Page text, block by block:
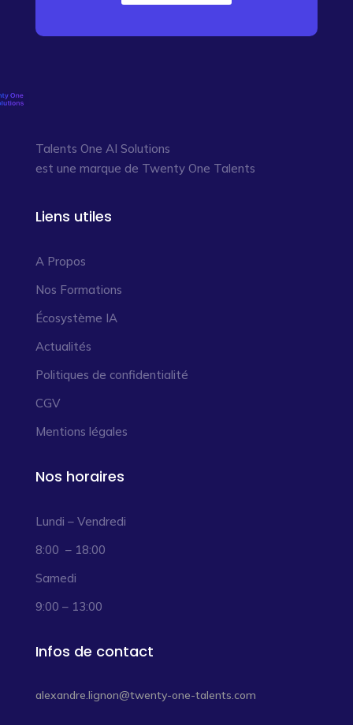
Talents One AI Solutions
est une marque de Twenty One Talents
Liens utiles
A Propos
Nos Formations
Écosystème IA
Actualités
Politiques de confidentialité
CGV
Mentions légales
Nos horaires
Lundi – Vendredi
8:00 – 18:00
Samedi
9:00 – 13:00
Infos de contact
alexandre.lignon@twenty-one-talents.com